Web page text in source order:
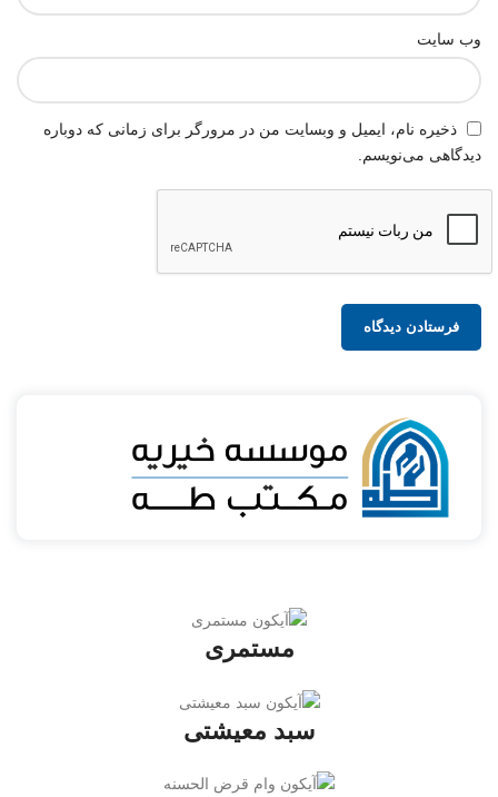
وب‌ سایت
ذخیره نام، ایمیل و وبسایت من در مرورگر برای زمانی که دوباره
دیدگاهی می‌نویسم.
مستمری
سبد معیشتی